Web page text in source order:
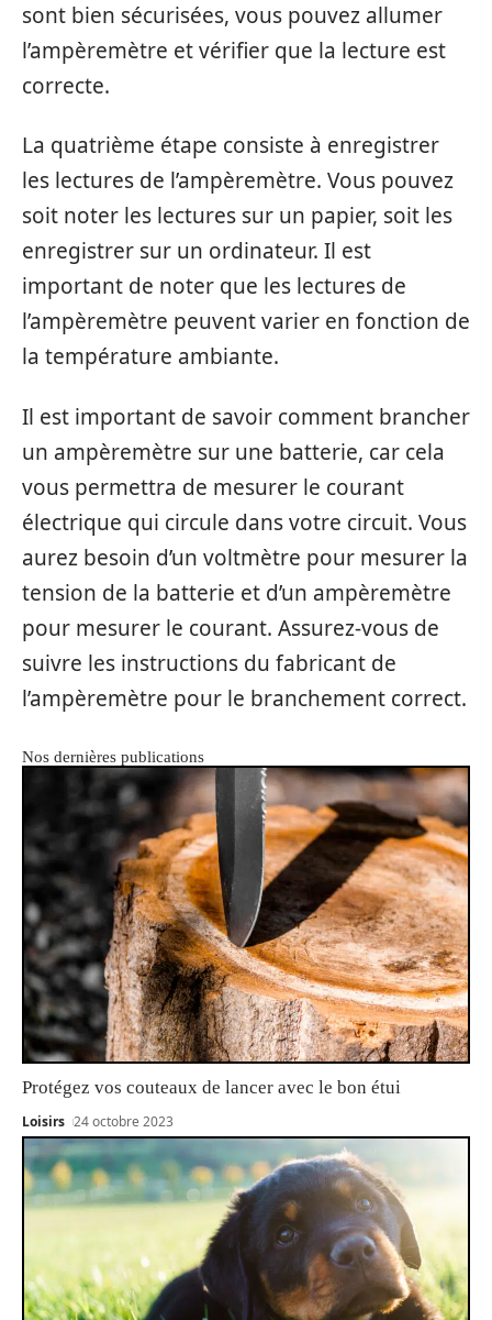
sont bien sécurisées, vous pouvez allumer
l’ampèremètre et vérifier que la lecture est
correcte.
La quatrième étape consiste à enregistrer
les lectures de l’ampèremètre. Vous pouvez
soit noter les lectures sur un papier, soit les
enregistrer sur un ordinateur. Il est
important de noter que les lectures de
l’ampèremètre peuvent varier en fonction de
la température ambiante.
Il est important de savoir comment brancher
un ampèremètre sur une batterie, car cela
vous permettra de mesurer le courant
électrique qui circule dans votre circuit. Vous
aurez besoin d’un voltmètre pour mesurer la
tension de la batterie et d’un ampèremètre
pour mesurer le courant. Assurez-vous de
suivre les instructions du fabricant de
l’ampèremètre pour le branchement correct.
Nos dernières publications
Protégez vos couteaux de lancer avec le bon étui
Loisirs 24 octobre 2023